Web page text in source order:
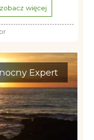
zobacz więcej
Expert